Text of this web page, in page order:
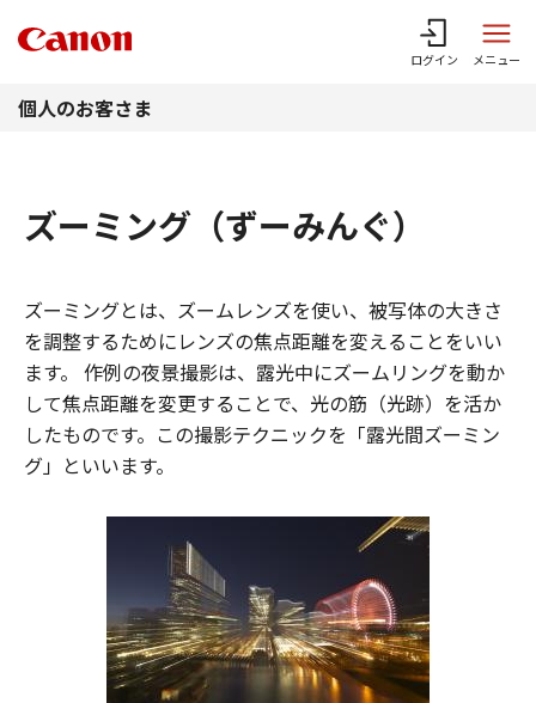
ログイン メニュー
個人のお客さま
ズーミング（ずーみんぐ）
ズーミングとは、ズームレンズを使い、被写体の大きさ
を調整するためにレンズの焦点距離を変えることをいい
ます。 作例の夜景撮影は、露光中にズームリングを動か
して焦点距離を変更することで、光の筋（光跡）を活か
したものです。この撮影テクニックを「露光間ズーミン
グ」といいます。